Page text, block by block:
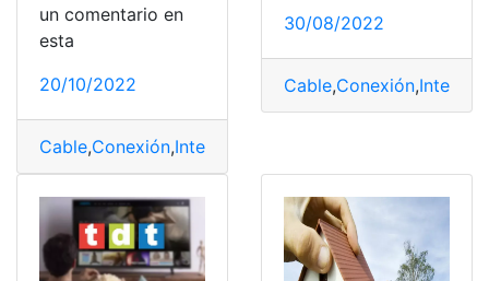
un comentario en
esta
20/10/2022
Cable,Conexión,Internet
30/08/2022
Cable,Conexión,Internet